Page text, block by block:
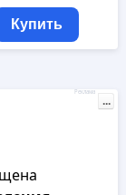
Купить
Реклама
...